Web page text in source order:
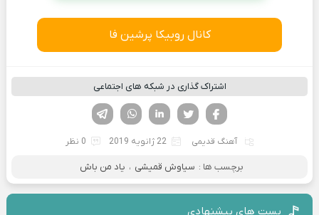
کانال روبیکا پرشین فا
اشتراک گذاری در شبکه های اجتماعی
لینکدین تویتر
فیسوک
آهنگ قدیمی 22 ژانویه 2019 0 نظر
برچسب ها : سیاوش قمیشی ، یاد من باش
پست های پیشنهادی